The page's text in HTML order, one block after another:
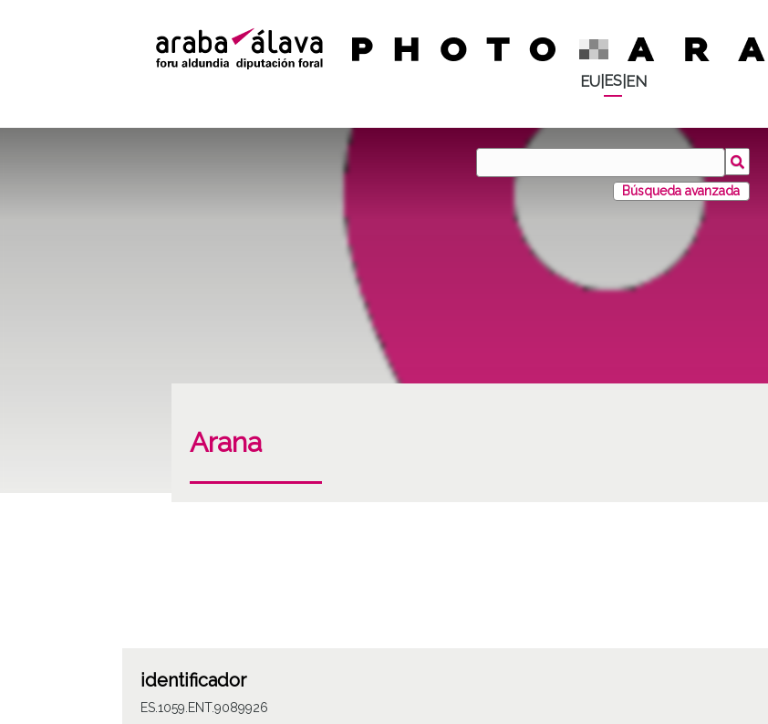
EU| ES| EN
Búsqueda avanzada
Arana
identificador
ES.1059.ENT.9089926